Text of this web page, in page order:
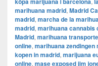
marihuana madrid, Madrid
madrid, marcha de la
madrid, marihuana cannabis
Madrid, marihuana
online, marihuana zendingen
kopen in madrid, marijuana
online, mase exposed jim